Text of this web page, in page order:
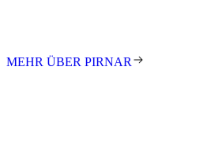
MEHR ÜBER PIRNAR